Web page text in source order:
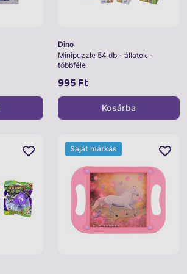
Dino
Minipuzzle 54 db - állatok -
többféle
995 Ft
Kosárba
Saját márkás